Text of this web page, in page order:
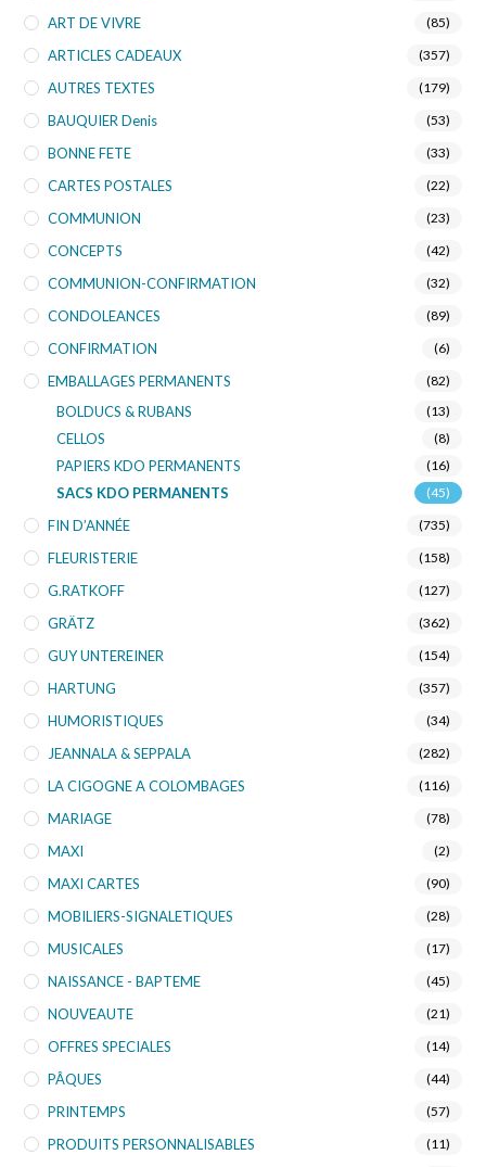
ART DE VIVRE (85)
ARTICLES CADEAUX (357)
AUTRES TEXTES (179)
BAUQUIER Denis (53)
BONNE FETE (33)
CARTES POSTALES (22)
COMMUNION (23)
CONCEPTS (42)
COMMUNION-CONFIRMATION (32)
CONDOLEANCES (89)
CONFIRMATION (6)
EMBALLAGES PERMANENTS (82)
BOLDUCS & RUBANS (13)
CELLOS (8)
PAPIERS KDO PERMANENTS (16)
SACS KDO PERMANENTS (45)
FIN D’ANNÉE (735)
FLEURISTERIE (158)
G.RATKOFF (127)
GRÄTZ (362)
GUY UNTEREINER (154)
HARTUNG (357)
HUMORISTIQUES (34)
JEANNALA & SEPPALA (282)
LA CIGOGNE A COLOMBAGES (116)
MARIAGE (78)
MAXI (2)
MAXI CARTES (90)
MOBILIERS-SIGNALETIQUES (28)
MUSICALES (17)
NAISSANCE - BAPTEME (45)
NOUVEAUTE (21)
OFFRES SPECIALES (14)
PÂQUES (44)
PRINTEMPS (57)
PRODUITS PERSONNALISABLES (11)